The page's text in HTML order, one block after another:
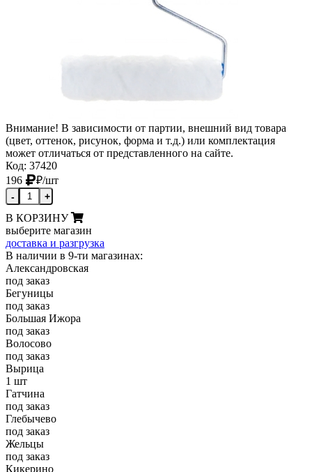
Внимание! В зависимости от партии, внешний вид товара
(цвет, оттенок, рисунок, форма и т.д.) или комплектация
может отличаться от представленного на сайте.
Код: 37420
196
₽/шт
- +
В КОРЗИНУ
выберите магазин
доставка и разгрузка
В наличии в 9-ти магазинах:
Александровская
под заказ
Бегуницы
под заказ
Большая Ижора
под заказ
Волосово
под заказ
Вырица
1 шт
Гатчина
под заказ
Глебычево
под заказ
Жельцы
под заказ
Кикерино